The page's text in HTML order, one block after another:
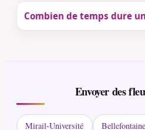
Combien de temps dure
Envoyer des
Mirail-Université Bellefontaine